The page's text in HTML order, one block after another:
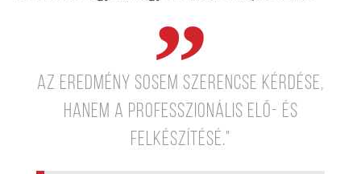
az eredmény sosem szerencse kérdése,
hanem a professzionális elő- és
felkészítésé."